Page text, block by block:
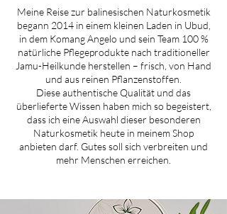
Meine Reise zur balinesischen Naturkosmetik
begann 2014 in einem kleinen Laden in Ubud,
in dem Komang Angelo und sein Team 100 %
natürliche Pflegeprodukte nach traditioneller
Jamu-Heilkunde herstellen – frisch, von Hand
und aus reinen Pflanzenstoffen.
Diese authentische Qualität und das
überlieferte Wissen haben mich so begeistert,
dass ich eine Auswahl dieser besonderen
Naturkosmetik heute in meinem Shop
anbieten darf. Gutes soll sich verbreiten und
mehr Menschen erreichen.